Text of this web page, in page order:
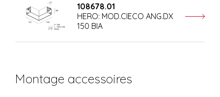
108678.01
HERO: MOD.CIECO ANG.DX
150 BIA
Montage accessoires